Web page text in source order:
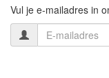
Vul je e-mailadres in